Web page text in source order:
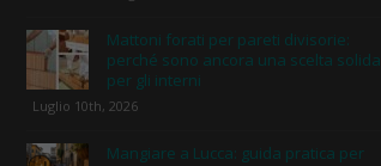
Mattoni forati per pareti divisorie:
perché sono ancora una scelta solida
per gli interni
Luglio 10th, 2026
Mangiare a Lucca: guida pratica per